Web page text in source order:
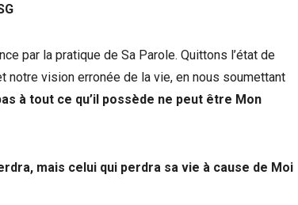
par la pratique de Sa Parole. Quittons l’état de
vision erronée de la vie, en nous soumettant
à tout ce qu’il possède ne peut être Mon
mais celui qui perdra sa vie à cause de Moi